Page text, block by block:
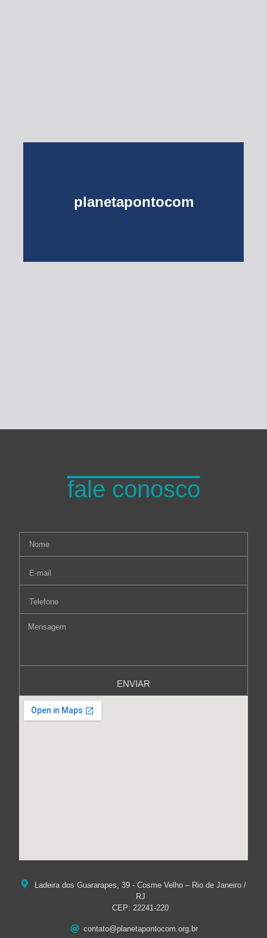
planetapontocom
fale conosco
ENVIAR
Ladeira dos Guararapes, 39 - Cosme Velho – Rio de Janeiro /
RJ
CEP: 22241-220
contato@planetapontocom.org.br